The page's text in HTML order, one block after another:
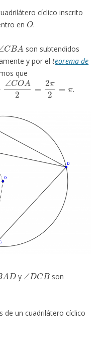
cíclico inscrito
en
O
.
∠ CBA
son subtendidos
y por elteorema de
que
A2=2π2
.
A D
y
∠D CB
son
de un cuadrilátero cíclico